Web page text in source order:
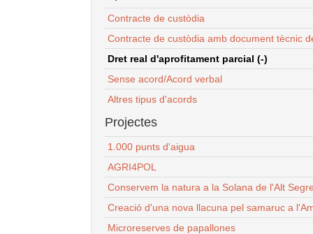
Contracte de custòdia
Contracte de custòdia amb document tècnic
Dret real d'aprofitament parcial (-)
Sense acord/Acord verbal
Altres tipus d'acords
Projectes
1.000 punts d'aigua
AGRI4POL
Conservem la natura a la Solana de l'Alt
Creació d'una nova llacuna pel samaruc a
Microreserves de papallones